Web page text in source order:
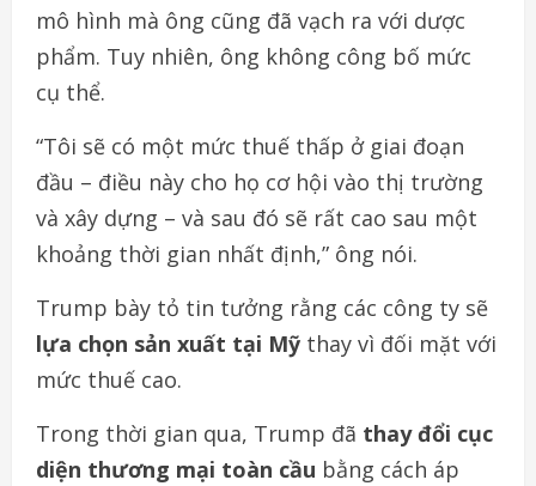
mô hình mà ông cũng đã vạch ra với dược
phẩm. Tuy nhiên, ông không công bố mức
cụ thể.
“Tôi sẽ có một mức thuế thấp ở giai đoạn
đầu – điều này cho họ cơ hội vào thị trường
và xây dựng – và sau đó sẽ rất cao sau một
khoảng thời gian nhất định,” ông nói.
Trump bày tỏ tin tưởng rằng các công ty sẽ
lựa chọn sản xuất tại Mỹ thay vì đối mặt với
mức thuế cao.
Trong thời gian qua, Trump đã thay đổi cục
diện thương mại toàn cầu bằng cách áp